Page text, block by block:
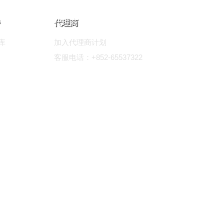
代理商
加入代理商计划
客服电话：+852-65537322